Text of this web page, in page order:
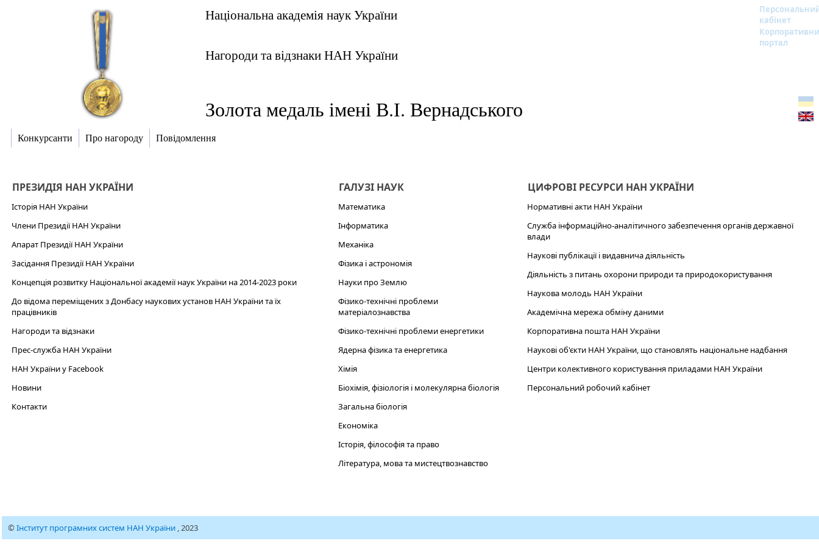
Національна академія наук України
кабінет
портал
Нагороди та відзнаки НАН України
Золота медаль імені В.І. Вернадського
Конкурсанти Про нагороду Повідомлення
ПРЕЗИДІЯ НАН УКРАЇНИ
Історія НАН України
Члени Президії НАН України
Апарат Президії НАН України
Засідання Президії НАН України
Концепція розвитку Національної академії наук України на 2014-2023 роки
До відома переміщених з Донбасу наукових установ НАН України та їх
працівників
Нагороди та відзнаки
Прес-служба НАН України
НАН України у Facebook
Новини
Контакти
ГАЛУЗІ НАУК
Математика
Інформатика
Механіка
Фізика і астрономія
Науки про Землю
Фізико-технічні проблеми
матеріалознавства
Фізико-технічні проблеми енергетики
Ядерна фізика та енергетика
Хімія
Біохімія, фізіологія і молекулярна біологія
Загальна біологія
Економіка
Історія, філософія та право
Література, мова та мистецтвознавство
ЦИФРОВІ РЕСУРСИ НАН УКРАЇНИ
Нормативні акти НАН України
Служба інформаційно-аналітичного забезпечення органів державної
влади
Наукові публікації і видавнича діяльність
Діяльність з питань охорони природи та природокористування
Наукова молодь НАН України
Академічна мережа обміну даними
Корпоративна пошта НАН України
Наукові об'єкти НАН України, що становлять національне надбання
Центри колективного користування приладами НАН України
Персональний робочий кабінет
©Інститут програмних систем НАН України , 2023